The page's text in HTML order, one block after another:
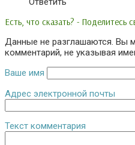
Есть, что сказать? - Поделитесь
Данные не разглашаются. Вы
комментарий, не указывая
Ваше имя
Адрес электронной почты
Текст комментария